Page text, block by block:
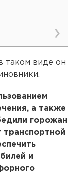
таком виде он
а также
горожан
транспортной
и